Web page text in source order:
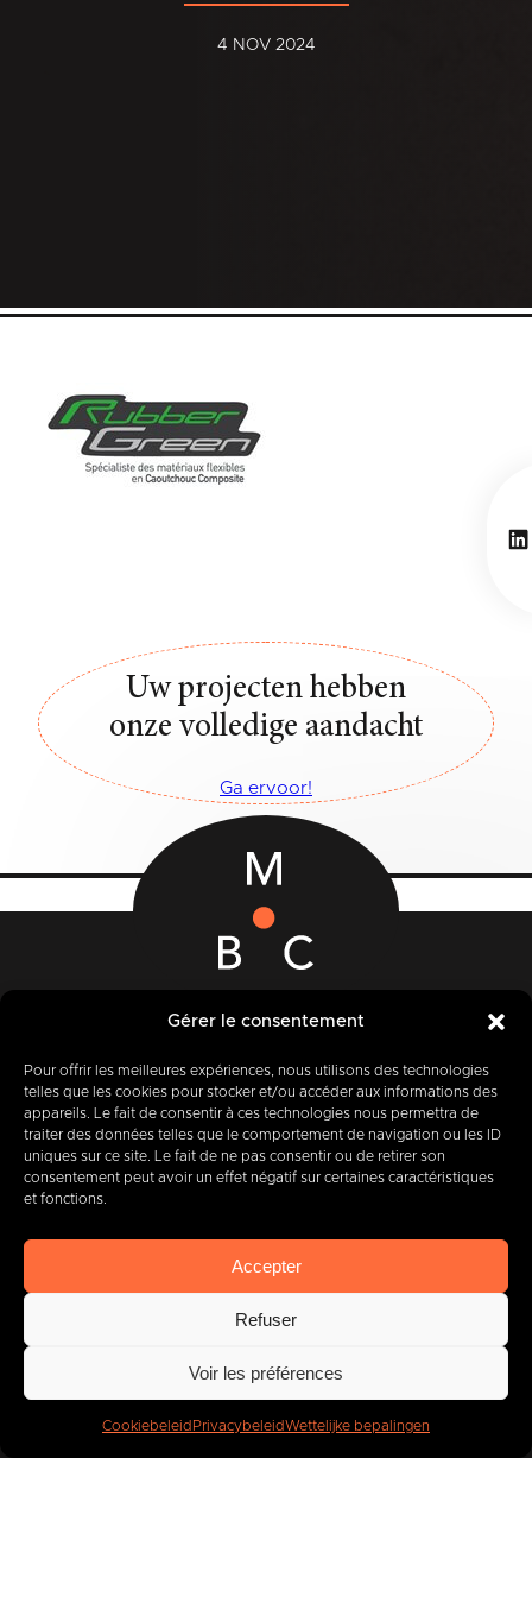
Gérer le consentement
Pour offrir les meilleures expériences, nous utilisons des technologies
telles que les cookies pour stocker et/ou accéder aux informations des
appareils. Le fait de consentir à ces technologies nous permettra de
traiter des données telles que le comportement de navigation ou les ID
uniques sur ce site. Le fait de ne pas consentir ou de retirer son
consentement peut avoir un effet négatif sur certaines caractéristiques
et fonctions.
Accepter
Refuser
Voir les préférences
Cookiebeleid PrivacybeleidWettelijke bepalingen
4 NOV 2024
Uw projecten hebben
onze volledige aandacht
Ga ervoor!
7000 BERGEN
+32 (0) 65 39 95 70
info@imbc.be
bedrijven.